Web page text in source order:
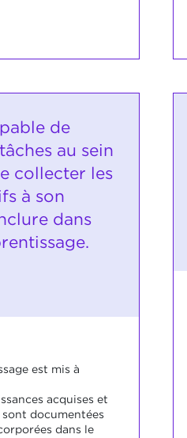
de
au sein
collecter les
à son
dans
est mis à
acquises et
documentées
dans le